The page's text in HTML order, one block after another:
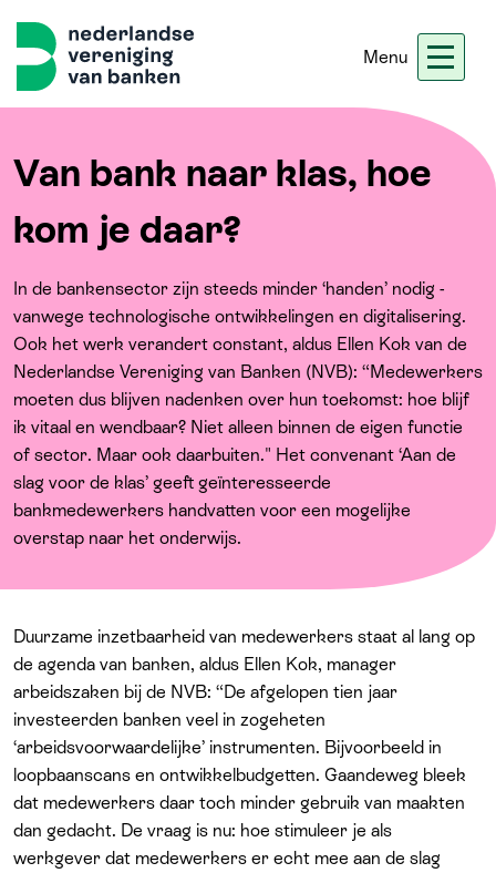
Home
Thema's
Onze koers
Meer
Over ons
Menu
Van bank naar klas, hoe
kom je daar?
In de bankensector zijn steeds minder ‘handen’ nodig -
vanwege technologische ontwikkelingen en digitalisering.
Ook het werk verandert constant, aldus Ellen Kok van de
Nederlandse Vereniging van Banken (NVB): “Medewerkers
moeten dus blijven nadenken over hun toekomst: hoe blijf
ik vitaal en wendbaar? Niet alleen binnen de eigen functie
of sector. Maar ook daarbuiten." Het convenant ‘Aan de
slag voor de klas’ geeft geïnteresseerde
bankmedewerkers handvatten voor een mogelijke
overstap naar het onderwijs.
Duurzame inzetbaarheid van medewerkers staat al lang op
de agenda van banken, aldus Ellen Kok, manager
arbeidszaken bij de NVB: “De afgelopen tien jaar
investeerden banken veel in zogeheten
‘arbeidsvoorwaardelijke’ instrumenten. Bijvoorbeeld in
loopbaanscans en ontwikkelbudgetten. Gaandeweg bleek
dat medewerkers daar toch minder gebruik van maakten
dan gedacht. De vraag is nu: hoe stimuleer je als
werkgever dat medewerkers er echt mee aan de slag